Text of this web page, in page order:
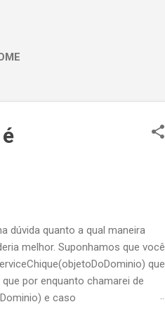
dúvida quanto a qual maneira
melhor. Suponhamos que você
que
por enquanto chamarei de
e caso